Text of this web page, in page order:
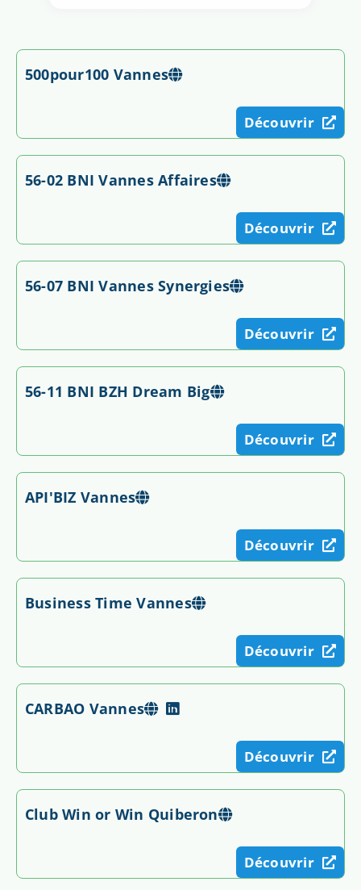
500pour100 Vannes
Découvrir
56-02 BNI Vannes Affaires
Découvrir
56-07 BNI Vannes Synergies
Découvrir
56-11 BNI BZH Dream Big
Découvrir
API'BIZ Vannes
Découvrir
Business Time Vannes
Découvrir
CARBAO Vannes
Découvrir
Club Win or Win Quiberon
Découvrir